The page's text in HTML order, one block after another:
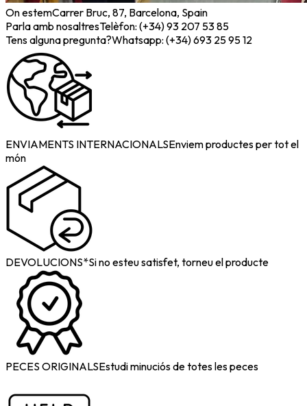
On estemCarrer Bruc, 87, Barcelona, Spain
Parla amb nosaltresTelèfon: (+34) 93 207 53 85
Tens alguna pregunta?Whatsapp: (+34) 693 25 95 12
ENVIAMENTS INTERNACIONALSEnviem productes per tot el
món
DEVOLUCIONS*Si no esteu satisfet, torneu el producte
PECES ORIGINALSEstudi minuciós de totes les peces